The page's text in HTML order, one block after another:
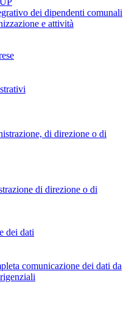
dei dipendenti comunali
e attività
di direzione o di
di direzione o di
dei dati
comunicazione dei dati da